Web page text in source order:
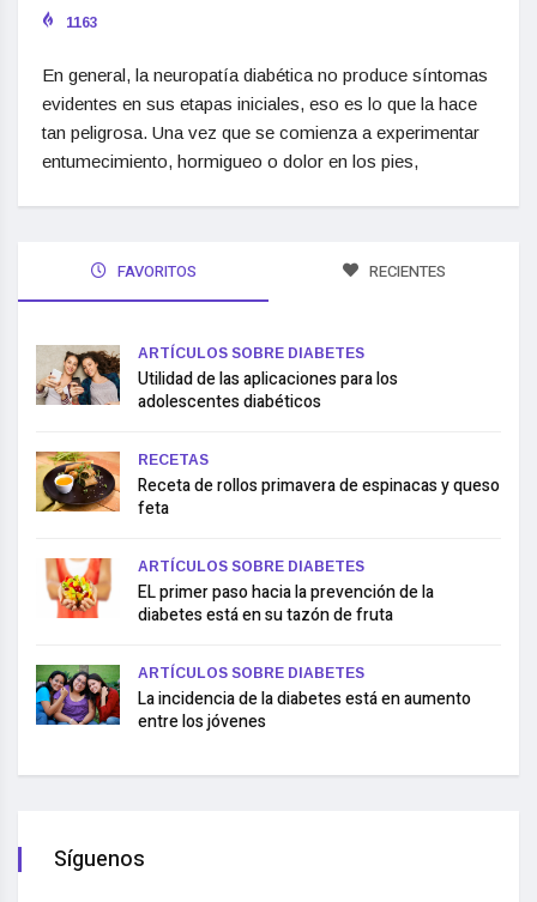
1163
En general, la neuropatía diabética no produce síntomas
evidentes en sus etapas iniciales, eso es lo que la hace
tan peligrosa. Una vez que se comienza a experimentar
entumecimiento, hormigueo o dolor en los pies,
FAVORITOS RECIENTES
ARTÍCULOS SOBRE DIABETES
Utilidad de las aplicaciones para los
adolescentes diabéticos
RECETAS
Receta de rollos primavera de espinacas y queso
feta
ARTÍCULOS SOBRE DIABETES
EL primer paso hacia la prevención de la
diabetes está en su tazón de fruta
ARTÍCULOS SOBRE DIABETES
La incidencia de la diabetes está en aumento
entre los jóvenes
Síguenos